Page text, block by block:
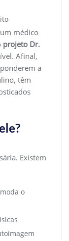
médico
projeto Dr.
Afinal,
a
têm
Existem
o